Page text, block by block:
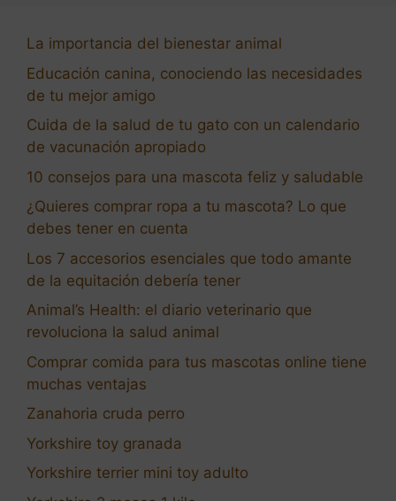
La importancia del bienestar animal
Educación canina, conociendo las necesidades
de tu mejor amigo
Cuida de la salud de tu gato con un calendario
de vacunación apropiado
10 consejos para una mascota feliz y saludable
¿Quieres comprar ropa a tu mascota? Lo que
debes tener en cuenta
Los 7 accesorios esenciales que todo amante
de la equitación debería tener
Animal’s Health: el diario veterinario que
revoluciona la salud animal
Comprar comida para tus mascotas online tiene
muchas ventajas
Zanahoria cruda perro
Yorkshire toy granada
Yorkshire terrier mini toy adulto